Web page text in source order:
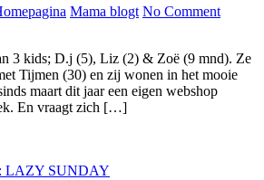
Mama blogt No Comment
3 kids; D.j (5), Liz (2) & Zoë (9 mnd). Ze
Tijmen (30) en zij wonen in het mooie
maart dit jaar een eigen webshop
En vraagt zich […]